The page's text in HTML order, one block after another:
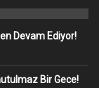
Devam Ediyor!
Bir Gece!